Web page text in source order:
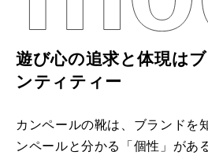
遊び心の追求と体現は
ンティティー
カンペールの靴は、ブランドを
ンペールと分かる「個性」があ